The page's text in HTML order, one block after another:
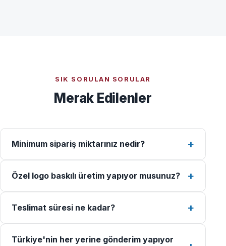
SIK SORULAN SORULAR
Merak Edilenler
Minimum sipariş miktarınız nedir?
Özel logo baskılı üretim yapıyor musunuz?
Teslimat süresi ne kadar?
Türkiye'nin her yerine gönderim yapıyor